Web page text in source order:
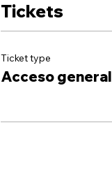
Tickets
Ticket type
Acceso general